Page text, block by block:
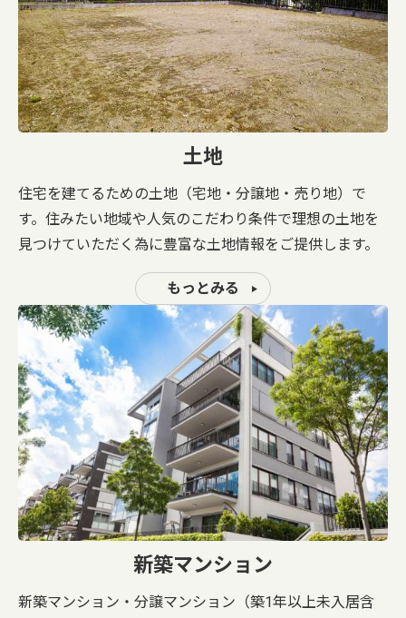
土地
住宅を建てるための土地（宅地・分譲地・売り地）で
す。住みたい地域や人気のこだわり条件で理想の土地を
見つけていただく為に豊富な土地情報をご提供します。
もっとみる
新築マンション
新築マンション・分譲マンション（築1年以上未入居含